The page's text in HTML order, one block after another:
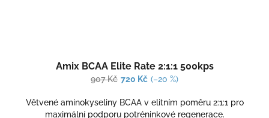
hodnocení
produktu
3,0
z
Amix BCAA Elite Rate 2:1:1 500kps
907 Kč 720 Kč (–20 %)
Větvené aminokyseliny BCAA v elitním poměru 2:1:1 pro
maximální podporu potréninkové regenerace.